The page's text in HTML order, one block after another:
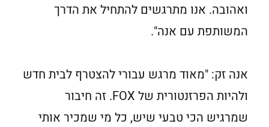
ואהובה. אנו מתרגשים להתחיל את הדרך
המשותפת עם אנה".
אנה זק: "מאוד מרגש עבורי להצטרף לבית חדש
ולהיות הפרזנטורית של FOX. זה חיבור
שמרגיש הכי טבעי שיש, כל מי שמכיר אותי